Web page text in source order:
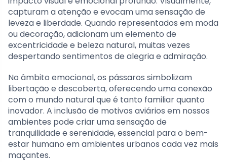
capturam a atenção e evocam uma sensação de
leveza e liberdade. Quando representados em moda
ou decoração, adicionam um elemento de
excentricidade e beleza natural, muitas vezes
despertando sentimentos de alegria e admiração.
No âmbito emocional, os pássaros simbolizam
libertação e descoberta, oferecendo uma conexão
com o mundo natural que é tanto familiar quanto
inovador. A inclusão de motivos aviários em nossos
ambientes pode criar uma sensação de
tranquilidade e serenidade, essencial para o bem-
estar humano em ambientes urbanos cada vez mais
maçantes.